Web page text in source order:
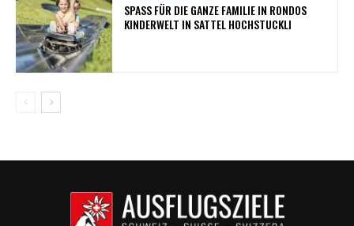
SPASS FÜR DIE GANZE FAMILIE IN RONDOS
KINDERWELT IN SATTEL HOCHSTUCKLI